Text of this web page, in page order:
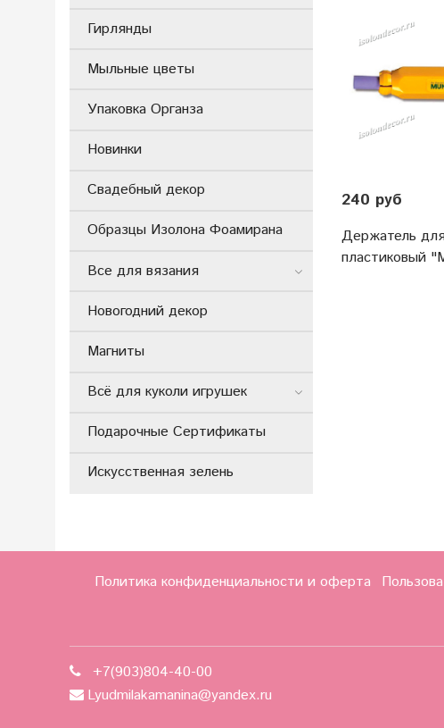
240 руб
Держатель
пластиковый
Гирлянды
Мыльные цветы
Упаковка Органза
Новинки
Свадебный декор
Образцы Изолона Фоамирана
Все для вязания
Новогодний декор
Магниты
Всё для куколи игрушек
Подарочные Сертификаты
Искусственная зелень
Политика конфиденциальности и оферта
+7(903)804-40-00
Lyudmilakamanina@yandex.ru